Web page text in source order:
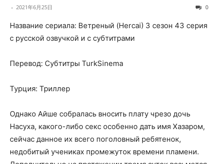
- 2021年6月25日 0
Название сериала: Ветреный (Hercai) 3 сезон 43 серия
с русской озвучкой и с субтитрами
Перевод: Субтитры TurkSinema
Турция: Триллер
Однако Айше собралась вносить плату чрезо дочь
Насуха, какого-либо секс особенно дать имя Хазаром,
сейчас данное их всего поголовный ребятенок,
недобитый учениках промежуток времени пламени.